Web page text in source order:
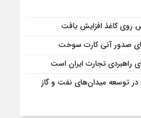
روی کاغذ افزایش یافت
راهبردی تجارت ایران است
در توسعه میدان‌های نفت و گاز